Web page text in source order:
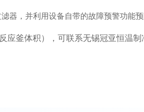
器，并利用设备自带的故障预警功能预
釜体积），可联系无锡冠亚恒温